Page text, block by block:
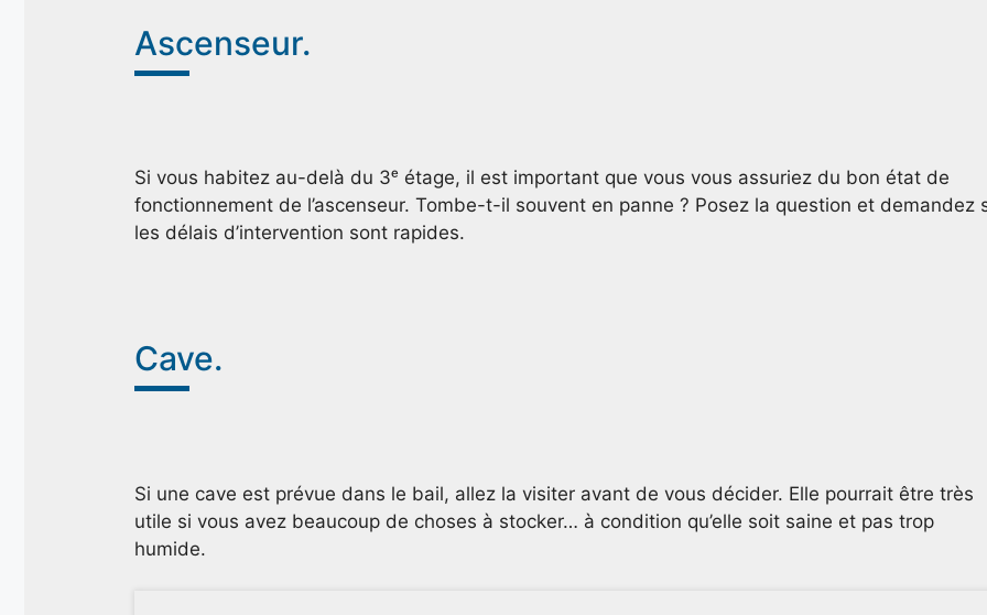
Ascenseur.
Si vous habitez au-delà du 3ᵉ étage, il est important que vous vous assuriez du bon état de
fonctionnement de l’ascenseur. Tombe-t-il souvent en panne ? Posez la question et demandez
les délais d’intervention sont rapides.
Cave.
Si une cave est prévue dans le bail, allez la visiter avant de vous décider. Elle pourrait être très
utile si vous avez beaucoup de choses à stocker… à condition qu’elle soit saine et pas trop
humide.